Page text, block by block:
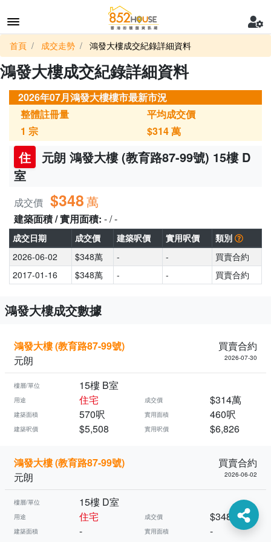
首頁 成交走勢 鴻發大樓成交紀錄詳細資料
鴻發大樓成交紀錄詳細資料
2026年07月鴻發大樓樓市最新市況
整體註冊量
1 宗
平均成交價
$314萬
住
元朗 鴻發大樓 (教育路87-99號) 15樓 D
室
成交價 $348萬
建築面積 / 實用面積: - / -
成交日期 成交價 建築呎價 實用呎價
類別
2026-06-02
$348萬 - -
買賣合約
2017-01-16
$348萬 - - 買賣合約
鴻發大樓成交數據
鴻發大樓 (教育路87-99號)
買賣合約
元朗
2026-07-30
樓層/單位 15樓 B室
用途 住宅 成交價 $314萬
建築面積 570呎 實用面積 460呎
建築呎價 $5,508 實用呎價 $6,826
鴻發大樓 (教育路87-99號)
買賣合約
元朗
2026-06-02
樓層/單位 15樓 D室
用途 住宅 成交價 $348萬
建築面積 - 實用面積 -